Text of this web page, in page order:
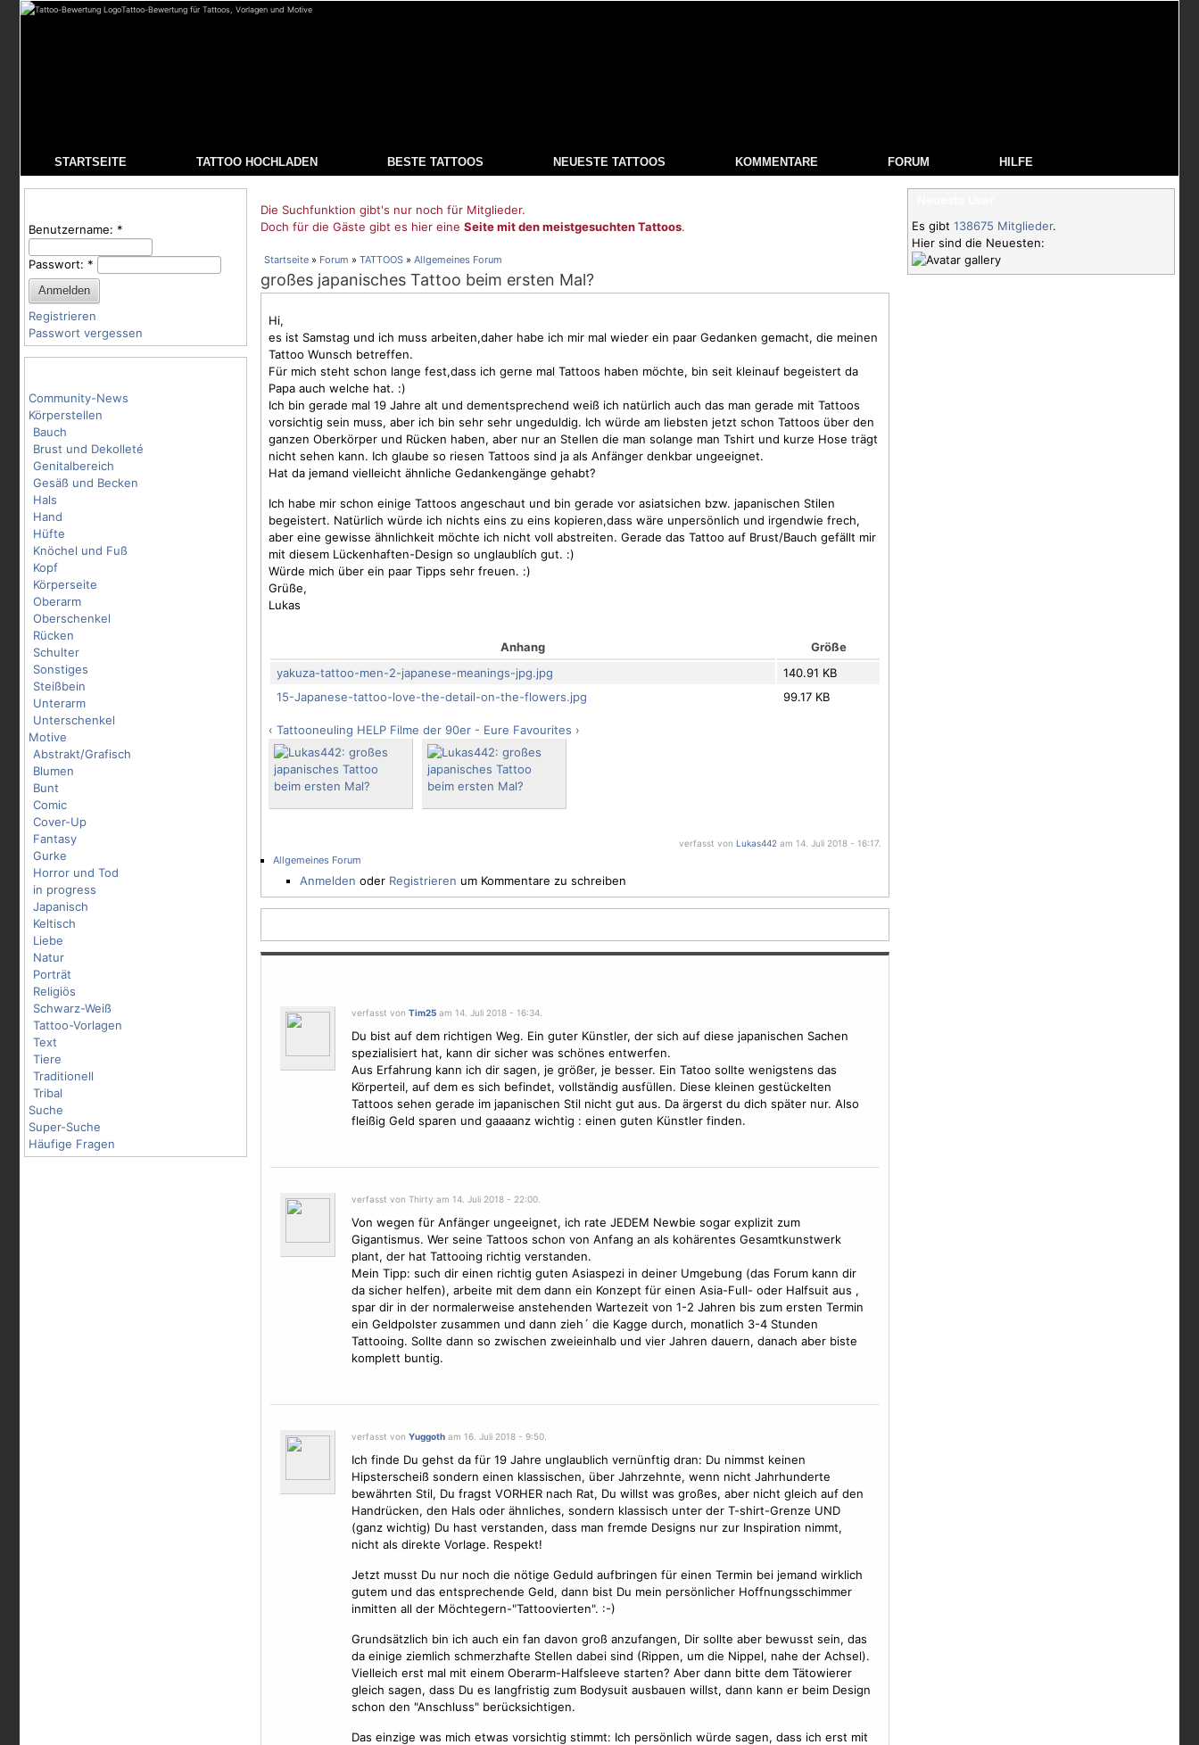
Tattoo-Bewertung für Tattoos, Vorlagen und Motive
STARTSEITE TATTOO HOCHLADEN BESTE TATTOOS NEUESTE TATTOOS KOMMENTARE FORUM HILFE
Benutzername: *
Passwort: *
Registrieren
Passwort vergessen
Community-News
Körperstellen
Bauch
Brust und Dekolleté
Genitalbereich
Gesäß und Becken
Hals
Hand
Hüfte
Knöchel und Fuß
Kopf
Körperseite
Oberarm
Oberschenkel
Rücken
Schulter
Sonstiges
Steißbein
Unterarm
Unterschenkel
Motive
Abstrakt/Grafisch
Blumen
Bunt
Comic
Cover-Up
Fantasy
Gurke
Horror und Tod
in progress
Japanisch
Keltisch
Liebe
Natur
Porträt
Religiös
Schwarz-Weiß
Tattoo-Vorlagen
Text
Tiere
Traditionell
Tribal
Suche
Super-Suche
Häufige Fragen
Die Suchfunktion gibt's nur noch für Mitglieder.
Doch für die Gäste gibt es hier eine Seite mit den meistgesuchten Tattoos.
Startseite » Forum » TATTOOS » Allgemeines Forum
großes japanisches Tattoo beim ersten Mal?
Hi,
es ist Samstag und ich muss arbeiten,daher habe ich mir mal wieder ein paar Gedanken gemacht, die meinen
Tattoo Wunsch betreffen.
Für mich steht schon lange fest,dass ich gerne mal Tattoos haben möchte, bin seit kleinauf begeistert da
Papa auch welche hat. :)
Ich bin gerade mal 19 Jahre alt und dementsprechend weiß ich natürlich auch das man gerade mit Tattoos
vorsichtig sein muss, aber ich bin sehr sehr ungeduldig. Ich würde am liebsten jetzt schon Tattoos über den
ganzen Oberkörper und Rücken haben, aber nur an Stellen die man solange man Tshirt und kurze Hose trägt
nicht sehen kann. Ich glaube so riesen Tattoos sind ja als Anfänger denkbar ungeeignet.
Hat da jemand vielleicht ähnliche Gedankengänge gehabt?
Ich habe mir schon einige Tattoos angeschaut und bin gerade vor asiatsichen bzw. japanischen Stilen
begeistert. Natürlich würde ich nichts eins zu eins kopieren,dass wäre unpersönlich und irgendwie frech,
aber eine gewisse ähnlichkeit möchte ich nicht voll abstreiten. Gerade das Tattoo auf Brust/Bauch gefällt mir
mit diesem Lückenhaften-Design so unglaublích gut. :)
Würde mich über ein paar Tipps sehr freuen. :)
Grüße,
Lukas
Anhang
Größe
yakuza-tattoo-men-2-japanese-meanings-jpg.jpg
140.91 KB
15-Japanese-tattoo-love-the-detail-on-the-flowers.jpg
99.17 KB
‹ Tattooneuling HELP Filme der 90er - Eure Favourites ›
verfasst von Lukas442 am 14. Juli 2018 - 16:17.
Allgemeines Forum
Anmelden oder Registrieren um Kommentare zu schreiben
verfasst von Tim25am 14. Juli 2018 - 16:34.
Du bist auf dem richtigen Weg. Ein guter Künstler, der sich auf diese japanischen Sachen
spezialisiert hat, kann dir sicher was schönes entwerfen.
Aus Erfahrung kann ich dir sagen, je größer, je besser. Ein Tatoo sollte wenigstens das
Körperteil, auf dem es sich befindet, vollständig ausfüllen. Diese kleinen gestückelten
Tattoos sehen gerade im japanischen Stil nicht gut aus. Da ärgerst du dich später nur. Also
fleißig Geld sparen und gaaaanz wichtig : einen guten Künstler finden.
verfasst von Thirty am 14. Juli 2018 - 22:00.
Von wegen für Anfänger ungeeignet, ich rate JEDEM Newbie sogar explizit zum
Gigantismus. Wer seine Tattoos schon von Anfang an als kohärentes Gesamtkunstwerk
plant, der hat Tattooing richtig verstanden.
Mein Tipp: such dir einen richtig guten Asiaspezi in deiner Umgebung (das Forum kann dir
da sicher helfen), arbeite mit dem dann ein Konzept für einen Asia-Full- oder Halfsuit aus ,
spar dir in der normalerweise anstehenden Wartezeit von 1-2 Jahren bis zum ersten Termin
ein Geldpolster zusammen und dann zieh´ die Kagge durch, monatlich 3-4 Stunden
Tattooing. Sollte dann so zwischen zweieinhalb und vier Jahren dauern, danach aber biste
komplett buntig.
verfasst von Yuggotham 16. Juli 2018 - 9:50.
Ich finde Du gehst da für 19 Jahre unglaublich vernünftig dran: Du nimmst keinen
Hipsterscheiß sondern einen klassischen, über Jahrzehnte, wenn nicht Jahrhunderte
bewährten Stil, Du fragst VORHER nach Rat, Du willst was großes, aber nicht gleich auf den
Handrücken, den Hals oder ähnliches, sondern klassisch unter der T-shirt-Grenze UND
(ganz wichtig) Du hast verstanden, dass man fremde Designs nur zur Inspiration nimmt,
nicht als direkte Vorlage. Respekt!
Jetzt musst Du nur noch die nötige Geduld aufbringen für einen Termin bei jemand wirklich
gutem und das entsprechende Geld, dann bist Du mein persönlicher Hoffnungsschimmer
inmitten all der Möchtegern-"Tattoovierten". :-)
Grundsätzlich bin ich auch ein fan davon groß anzufangen, Dir sollte aber bewusst sein, das
da einige ziemlich schmerzhafte Stellen dabei sind (Rippen, um die Nippel, nahe der Achsel).
Vielleich erst mal mit einem Oberarm-Halfsleeve starten? Aber dann bitte dem Tätowierer
gleich sagen, dass Du es langfristig zum Bodysuit ausbauen willst, dann kann er beim Design
schon den "Anschluss" berücksichtigen.
Das einzige was mich etwas vorsichtig stimmt: Ich persönlich würde sagen, dass ich erst mit
Es gibt 138675 Mitglieder.
Hier sind die Neuesten: